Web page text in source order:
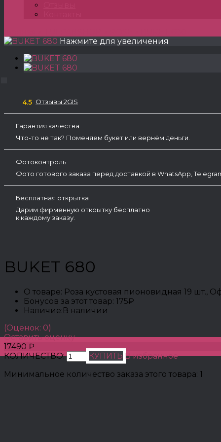
Нажмите для увеличения
4.5 Отзывы 2GIS
Гарантия качества
Что-то не так? Поменяем букет или вернём деньги.
Фотоконтроль
Фото готового заказа перед доставкой в WhatsApp,
Бесплатная открытка
Дарим фирменную открытку бесплатно
к каждому заказу.
BUKET 680
О товаре: Роза кустовая пионовидная 19 шт.,
Бонусов за этот товар: 175₽
Наличие:В наличии
(Оценок: 0)
Оставить оценку
17490 ₽
КОЛИЧЕСТВО:
КУПИТЬ В избранное
Минимальное количество заказа этого товара: 1